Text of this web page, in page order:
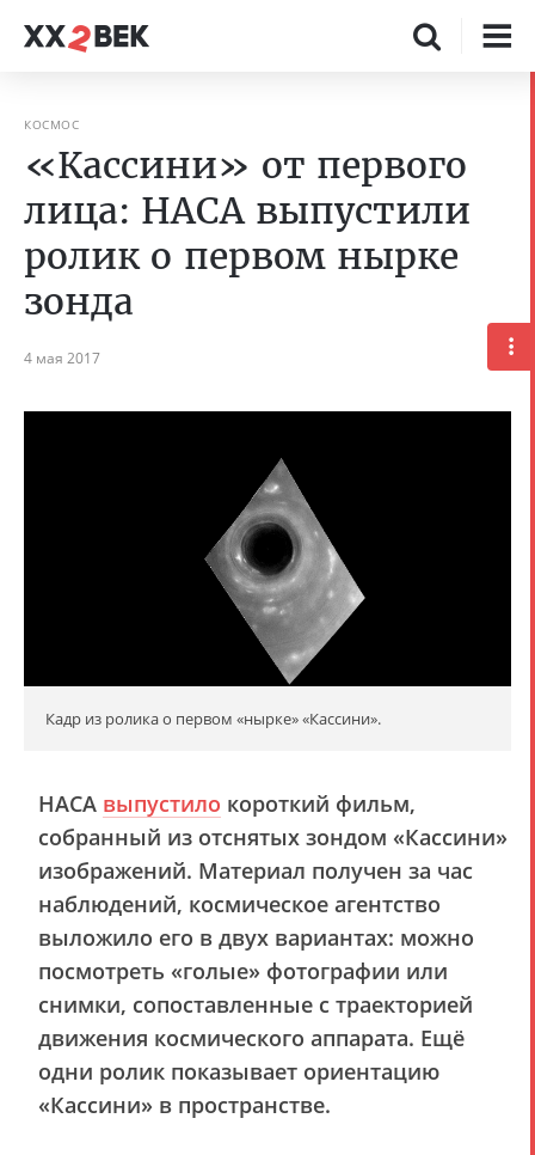
КОСМОС
«Кассини» от первого
лица: НАСА выпустили
ролик о первом нырке
зонда
4 мая 2017
Кадр из ролика о первом «нырке» «Кассини».
НАСА выпустило короткий фильм,
собранный из отснятых зондом «Кассини»
изображений. Материал получен за час
наблюдений, космическое агентство
выложило его в двух вариантах: можно
посмотреть «голые» фотографии или
снимки, сопоставленные с траекторией
движения космического аппарата. Ещё
одни ролик показывает ориентацию
«Кассини» в пространстве.